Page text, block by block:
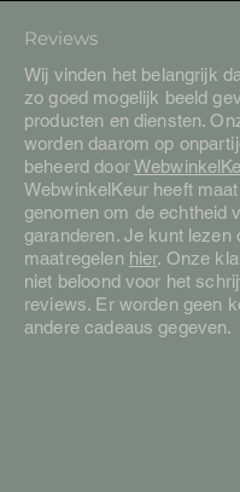
Reviews
Wij vinden het belangrijk
zo goed mogelijk beeld
producten en diensten.
worden daarom op
beheerd door
WebwinkelKeur heeft
genomen om de echtheid
garanderen. Je kunt lezen
maatregelen hier. Onze
niet beloond voor het
reviews. Er worden geen
andere cadeaus gegeven.